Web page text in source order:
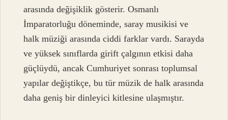
arasında değişiklik gösterir. Osmanlı
İmparatorluğu döneminde, saray musikisi ve
halk müziği arasında ciddi farklar vardı. Sarayda
ve yüksek sınıflarda girift çalgının etkisi daha
güçlüydü, ancak Cumhuriyet sonrası toplumsal
yapılar değiştikçe, bu tür müzik de halk arasında
daha geniş bir dinleyici kitlesine ulaşmıştır.